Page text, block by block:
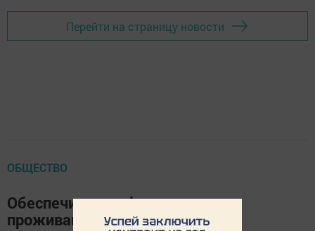
Перейти на страницу новости
ОБЩЕСТВО
Обеспечить комфортную среду
проживания